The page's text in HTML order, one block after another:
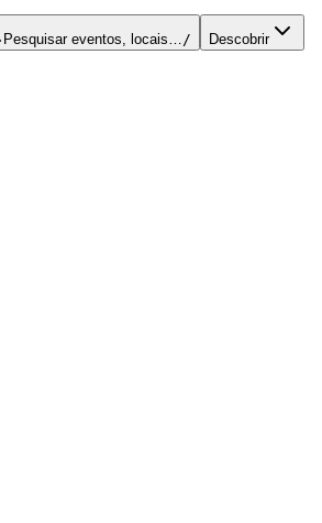
Pesquisar eventos, locais…/ Descobrir